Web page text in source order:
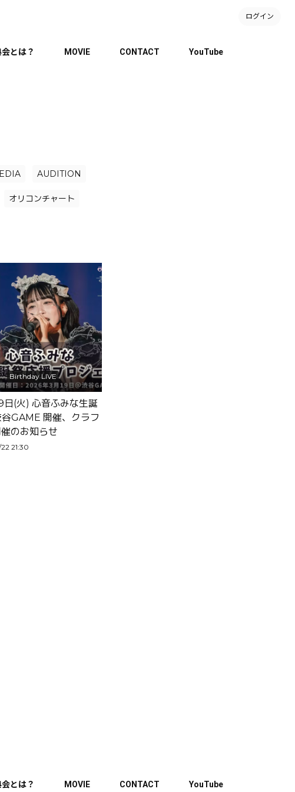
ログイン
とは？ MOVIE CONTACT YouTube
AUDITION
オリコンチャート
Birthday LIVE
日(火) 心音ふみな生誕
GAME 開催、クラフ
のお知らせ
21:30
とは？ MOVIE CONTACT YouTube